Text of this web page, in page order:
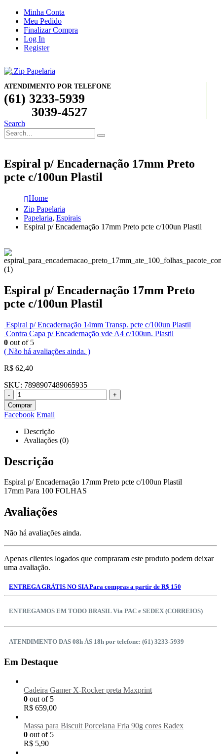
Minha Conta
Meu Pedido
Finalizar Compra
Log In
Register
ATENDIMENTO POR TELEFONE
(61) 3233-5939
3039-4527
Search
Espiral p/ Encadernação 17mm Preto
pcte c/100un Plastil
Home
Zip Papelaria
Papelaria, Espirais
Espiral p/ Encadernação 17mm Preto pcte c/100un Plastil
Espiral p/ Encadernação 17mm Preto
pcte c/100un Plastil
Espiral p/ Encadernação 14mm Transp. pcte c/100un Plastil
Contra Capa p/ Encadernação vde A4 c/100un. Plastil
0 out of 5
( Não há avaliações ainda. )
R$ 62,40
SKU: 7898907489065935
-
+
Comprar
Facebook Email
Descrição
Avaliações (0)
Descrição
Espiral p/ Encadernação 17mm Preto pcte c/100un Plastil
17mm Para 100 FOLHAS
Avaliações
Não há avaliações ainda.
Apenas clientes logados que compraram este produto podem deixar
uma avaliação.
ENTREGA GRÁTIS NO SIA Para compras a partir de R$ 150
ENTREGAMOS EM TODO BRASIL Via PAC e SEDEX (CORREIOS)
ATENDIMENTO DAS 08h ÀS 18h por telefone: (61) 3233-5939
Em Destaque
Cadeira Gamer X-Rocker preta Maxprint
0 out of 5
R$ 659,00
Massa para Biscuit Porcelana Fria 90g cores Radex
0 out of 5
R$ 5,90